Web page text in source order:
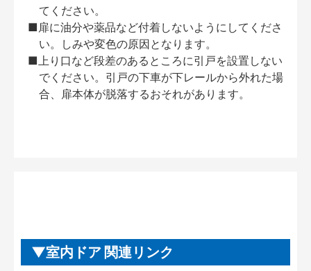
てください。
■扉に油分や薬品など付着しないようにしてくださ
い。しみや変色の原因となります。
■上り口など段差のあるところに引戸を設置しない
でください。引戸の下車が下レールから外れた場
合、扉本体が脱落するおそれがあります。
室内ドア 関連リンク